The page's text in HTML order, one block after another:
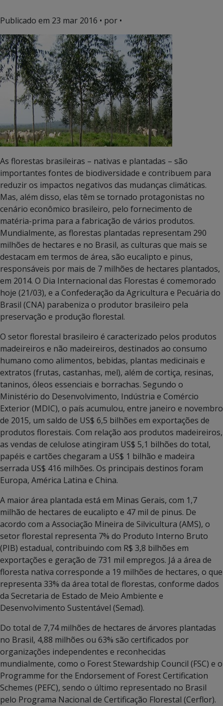
Publicado em 23 mar 2016 • por •
As florestas brasileiras – nativas e plantadas – são
importantes fontes de biodiversidade e contribuem para
reduzir os impactos negativos das mudanças climáticas.
Mas, além disso, elas têm se tornado protagonistas no
cenário econômico brasileiro, pelo fornecimento de
matéria-prima para a fabricação de vários produtos.
Mundialmente, as florestas plantadas representam 290
milhões de hectares e no Brasil, as culturas que mais se
destacam em termos de área, são eucalipto e pinus,
responsáveis por mais de 7 milhões de hectares plantados,
em 2014. O Dia Internacional das Florestas é comemorado
hoje (21/03), e a Confederação da Agricultura e Pecuária do
Brasil (CNA) parabeniza o produtor brasileiro pela
preservação e produção florestal.
O setor florestal brasileiro é caracterizado pelos produtos
madeireiros e não madeireiros, destinados ao consumo
humano como alimentos, bebidas, plantas medicinais e
extratos (frutas, castanhas, mel), além de cortiça, resinas,
taninos, óleos essenciais e borrachas. Segundo o
Ministério do Desenvolvimento, Indústria e Comércio
Exterior (MDIC), o país acumulou, entre janeiro e novembro
de 2015, um saldo de US$ 6,5 bilhões em exportações de
produtos florestais. Com relação aos produtos madeireiros,
as vendas de celulose atingiram US$ 5,1 bilhões do total,
papéis e cartões chegaram a US$ 1 bilhão e madeira
serrada US$ 416 milhões. Os principais destinos foram
Europa, América Latina e China.
A maior área plantada está em Minas Gerais, com 1,7
milhão de hectares de eucalipto e 47 mil de pinus. De
acordo com a Associação Mineira de Silvicultura (AMS), o
setor florestal representa 7% do Produto Interno Bruto
(PIB) estadual, contribuindo com R$ 3,8 bilhões em
exportações e geração de 731 mil empregos. Já a área de
floresta nativa corresponde a 19 milhões de hectares, o que
representa 33% da área total de florestas, conforme dados
da Secretaria de Estado de Meio Ambiente e
Desenvolvimento Sustentável (Semad).
Do total de 7,74 milhões de hectares de árvores plantadas
no Brasil, 4,88 milhões ou 63% são certificados por
organizações independentes e reconhecidas
mundialmente, como o Forest Stewardship Council (FSC) e o
Programme for the Endorsement of Forest Certification
Schemes (PEFC), sendo o último representado no Brasil
pelo Programa Nacional de Certificação Florestal (Cerflor).